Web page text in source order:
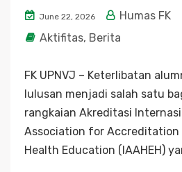
June 22, 2026
Humas FK
Aktifitas, Berita
FK UPNVJ – Keterlibatan
lulusan menjadi salah satu
rangkaian Akreditasi
Association for Accreditation
Health Education (IAAHEH)